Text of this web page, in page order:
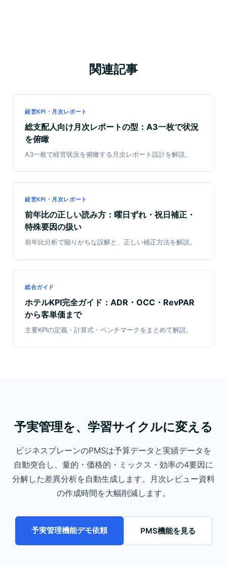
関連記事
経営KPI・月次レポート
総支配人向け月次レポートの型：A3一枚で状況
を俯瞰
A3一枚で経営状況を俯瞰する月次レポート設計を解説。
経営KPI・月次レポート
前年比の正しい読み方：曜日ずれ・祝日補正・
特殊要因の扱い
前年比分析で陥りがちな誤解と、正しい補正方法を解説。
総合ガイド
ホテルKPI完全ガイド：ADR・OCC・RevPAR
から客単価まで
主要KPIの定義・計算式・ベンチマークをまとめて解説。
予実管理を、学習サイクルに変える
ビジネスブレーンのPMSは予算データと実績データを
自動突合し、量的・価格的・ミックス・効率の4要因に
分解した差異分析を自動生成します。月次レビュー資料
の作成時間を大幅削減します。
予実管理機能デモ依頼 PMS機能を見る